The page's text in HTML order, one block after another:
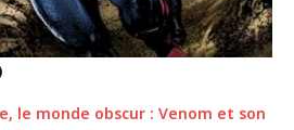
le monde obscur : Venom et son